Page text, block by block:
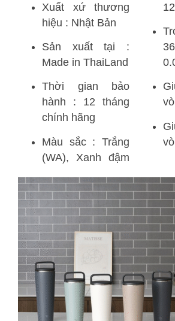
Xuất xứ thương
hiệu : Nhật Bản
Sản xuất tại :
Made in ThaiLand
Thời gian bảo
hành : 12 tháng
chính hãng
Màu sắc : Trắng
(WA), Xanh đậm